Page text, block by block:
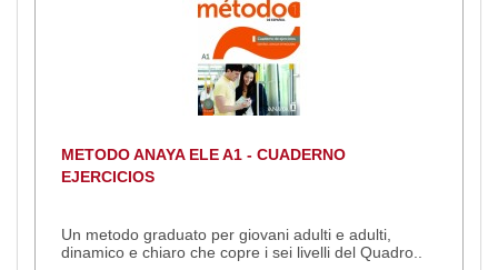
METODO ANAYA ELE A1 - CUADERNO
EJERCICIOS
Un metodo graduato per giovani adulti e adulti,
dinamico e chiaro che copre i sei livelli del Quadro..